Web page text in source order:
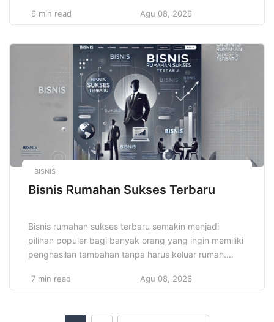
semakin kompetitif ini, pendidikan vokasi menjadi
keterampilan teknis dan aplikatif, pendidikan vokasi
mempersiapkan lulusannya untuk langsung terjun ke
industri dengan keahlian […]
6 min read Agu 08, 2026
BISNIS
Bisnis Rumahan Sukses Terbaru
Bisnis rumahan sukses terbaru semakin menjadi
pilihan populer bagi banyak orang yang ingin memiliki
penghasilan tambahan tanpa harus keluar rumah.
mulai beralih ke bisnis rumahan karena fleksibilitas
7 min read Agu 08, 2026